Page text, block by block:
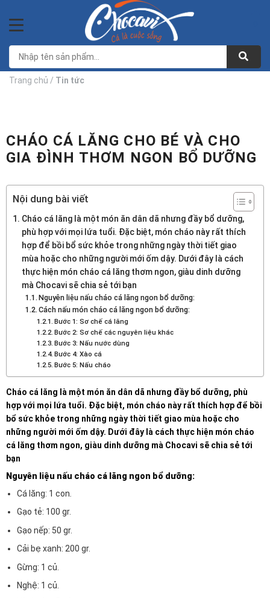
qua
nội
dung
Trang chủ / Tin tức
CHÁO CÁ LĂNG CHO BÉ VÀ CHO
GIA ĐÌNH THƠM NGON BỔ DƯỠNG
Nội dung bài viết
Cháo cá lăng là một món ăn dân dã nhưng đầy bổ dưỡng,
phù hợp với mọi lứa tuổi. Đặc biệt, món cháo này rất thích
hợp để bồi bổ sức khỏe trong những ngày thời tiết giao
mùa hoặc cho những người mới ốm dậy. Dưới đây là cách
thực hiện món cháo cá lăng thơm ngon, giàu dinh dưỡng
mà Chocavi sẽ chia sẻ tới bạn
Nguyên liệu nấu cháo cá lăng ngon bổ dưỡng:
Cách nấu món cháo cá lăng ngon bổ dưỡng:
Bước 1: Sơ chế cá lăng
Bước 2: Sơ chế các nguyên liệu khác
Bước 3: Nấu nước dùng
Bước 4: Xào cá
Bước 5: Nấu cháo
Cháo cá lăng là một món ăn dân dã nhưng đầy bổ dưỡng, phù
hợp với mọi lứa tuổi. Đặc biệt, món cháo này rất thích hợp để bồi
bổ sức khỏe trong những ngày thời tiết giao mùa hoặc cho
những người mới ốm dậy. Dưới đây là cách thực hiện món cháo
cá lăng thơm ngon, giàu dinh dưỡng mà Chocavi sẽ chia sẻ tới
bạn
Nguyên liệu nấu cháo cá lăng ngon bổ dưỡng:
Cá lăng: 1 con
Gạo tẻ: 100 gr.
Gạo nếp: 50 gr.
Cải bẹ xanh: 200 gr.
Gừng: 1 củ.
Nghệ: 1 củ.